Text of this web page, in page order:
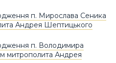
п. Мирослава Сеника
Андрея Шептицького
п. Володимира
митрополита Андрея